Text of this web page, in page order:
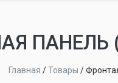
ПАНЕЛЬ
Главная /Товары /